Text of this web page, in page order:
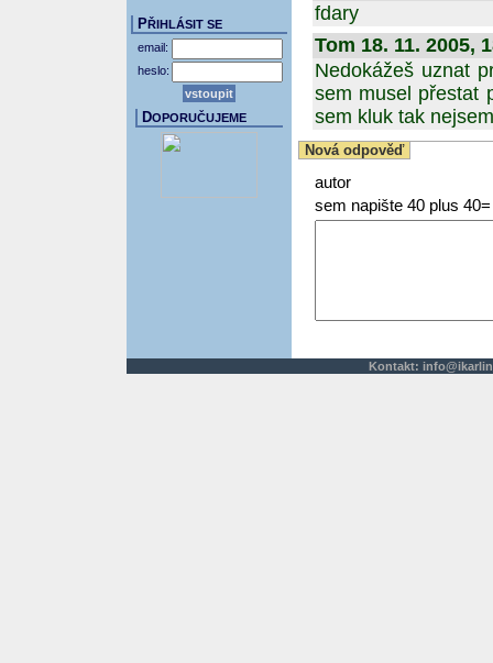
fdary
Tom 18. 11. 2005,
Nedokážeš uznat
sem musel přestat
sem kluk tak
Nová odpověď
autor
sem napište 40 plus 40=
PŘIHLÁSIT SE
email:
heslo:
DOPORUČUJEME
Kontakt: